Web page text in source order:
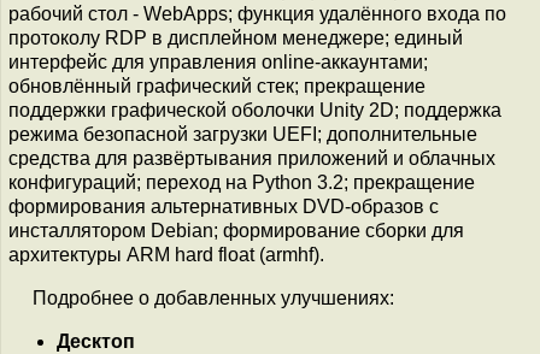
рабочий стол - WebApps; функция удалённого входа по
протоколу RDP в дисплейном менеджере; единый
интерфейс для управления online-аккаунтами;
обновлённый графический стек; прекращение
поддержки графической оболочки Unity 2D; поддержка
режима безопасной загрузки UEFI; дополнительные
средства для развёртывания приложений и облачных
конфигураций; переход на Python 3.2; прекращение
формирования альтернативных DVD-образов с
инсталлятором Debian; формирование сборки для
архитектуры ARM hard float (armhf).
Подробнее о добавленных улучшениях:
Десктоп